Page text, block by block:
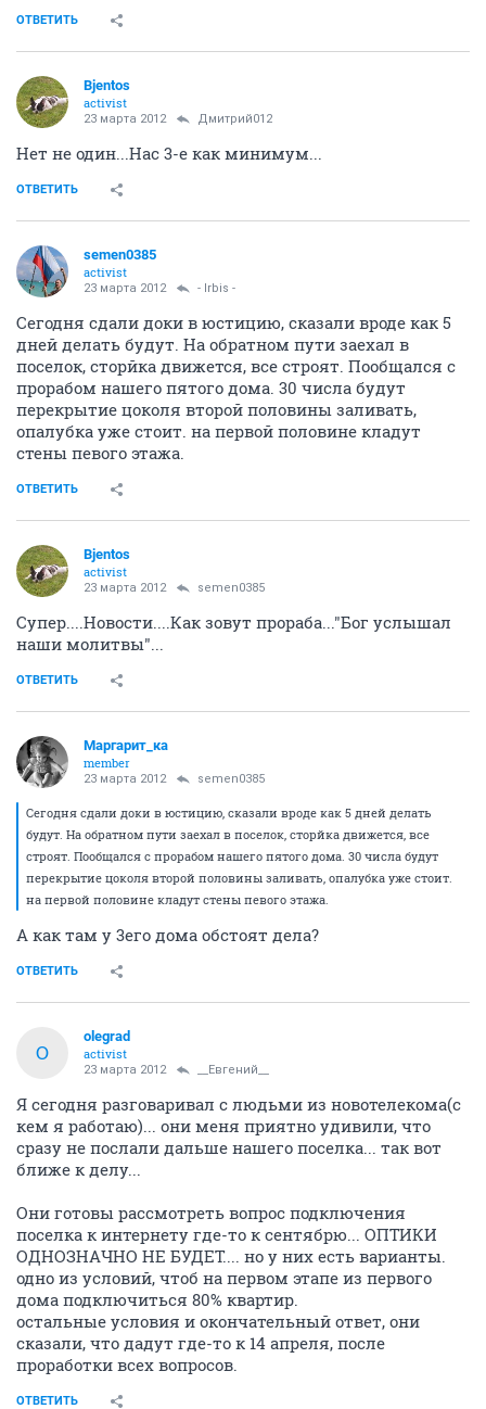
ОТВЕТИТЬ
Bjentos
activist
23 марта 2012 Дмитрий012
Нет не один...Нас 3-е как минимум...
ОТВЕТИТЬ
semen0385
activist
23 марта 2012 - Irbis -
Сегодня сдали доки в юстицию, сказали вроде как 5
дней делать будут. На обратном пути заехал в
поселок, сторйка движется, все строят. Пообщался с
прорабом нашего пятого дома. 30 числа будут
перекрытие цоколя второй половины заливать,
опалубка уже стоит. на первой половине кладут
стены певого этажа.
ОТВЕТИТЬ
Bjentos
activist
23 марта 2012 semen0385
Супер....Новости....Как зовут прораба..."Бог услышал
наши молитвы"...
ОТВЕТИТЬ
Маргарит_ка
member
23 марта 2012 semen0385
Сегодня сдали доки в юстицию, сказали вроде как 5 дней делать
будут. На обратном пути заехал в поселок, сторйка движется, все
строят. Пообщался с прорабом нашего пятого дома. 30 числа будут
перекрытие цоколя второй половины заливать, опалубка уже стоит.
на первой половине кладут стены певого этажа.
А как там у 3его дома обстоят дела?
ОТВЕТИТЬ
O
olegrad
activist
23 марта 2012 __Евгений__
Я сегодня разговаривал с людьми из новотелекома(с
кем я работаю)... они меня приятно удивили, что
сразу не послали дальше нашего поселка... так вот
ближе к делу...
Они готовы рассмотреть вопрос подключения
поселка к интернету где-то к сентябрю... ОПТИКИ
ОДНОЗНАЧНО НЕ БУДЕТ.... но у них есть варианты.
одно из условий, чтоб на первом этапе из первого
дома подключиться 80% квартир.
остальные условия и окончательный ответ, они
сказали, что дадут где-то к 14 апреля, после
проработки всех вопросов.
ОТВЕТИТЬ